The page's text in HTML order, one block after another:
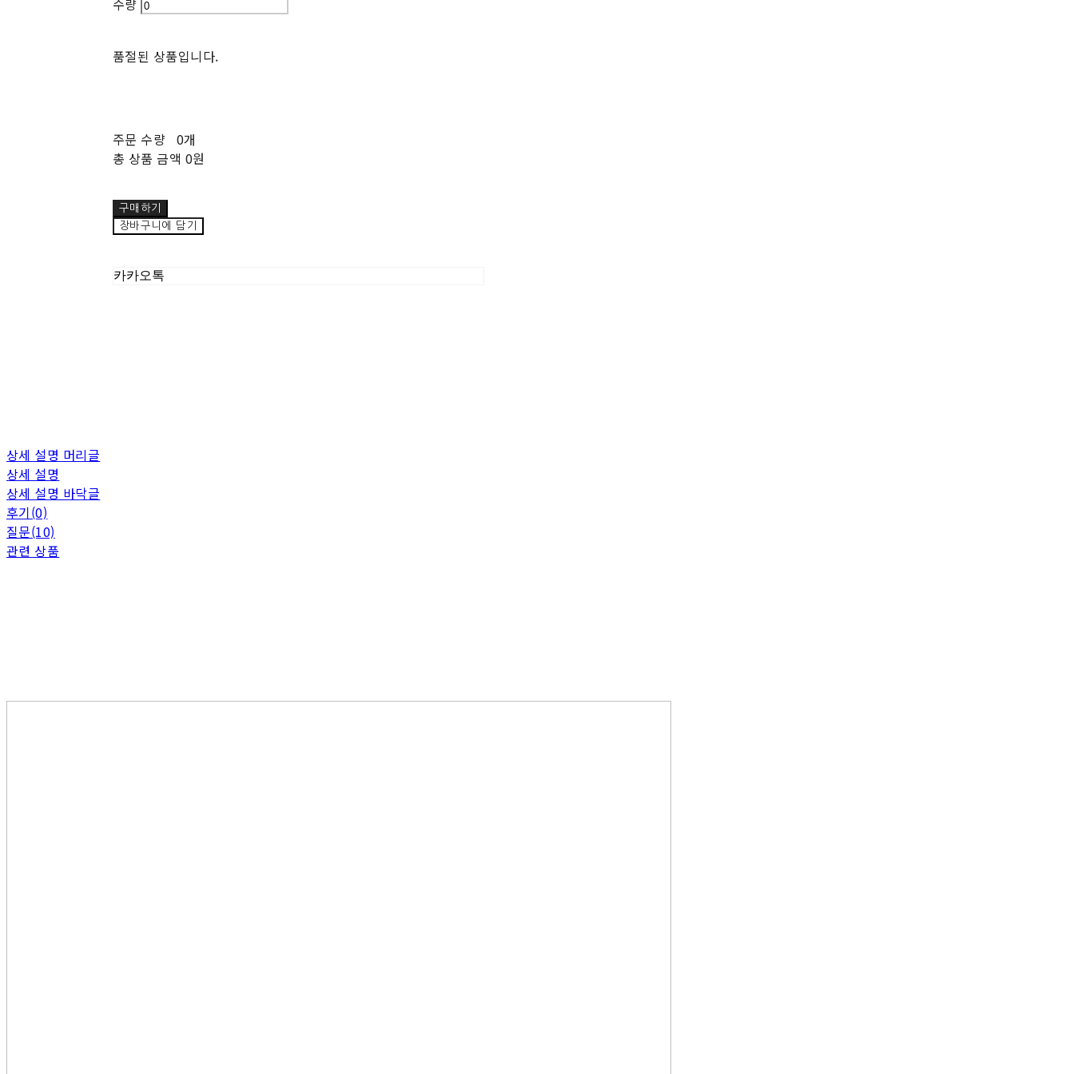
수량
품절된 상품입니다.
주문 수량 0개
총 상품 금액 0원
구매하기
장바구니에 담기
카카오톡
상세 설명 머리글
상세 설명
상세 설명 바닥글
후기(0)
질문(10)
관련 상품